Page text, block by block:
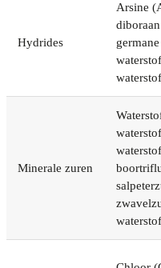
Hydrides
Arsine
Minerale zuren